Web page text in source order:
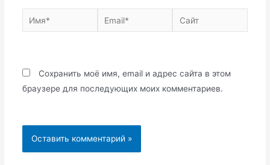
Имя* Email* Сайт
Сохранить моё имя, email и адрес сайта в этом
браузере для последующих моих комментариев.